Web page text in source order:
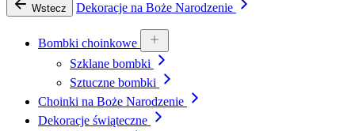
Wstecz Dekoracje na Boże Narodzenie
Bombki choinkowe
Szklane bombki
Sztuczne bombki
Choinki na Boże Narodzenie
Dekoracje świąteczne